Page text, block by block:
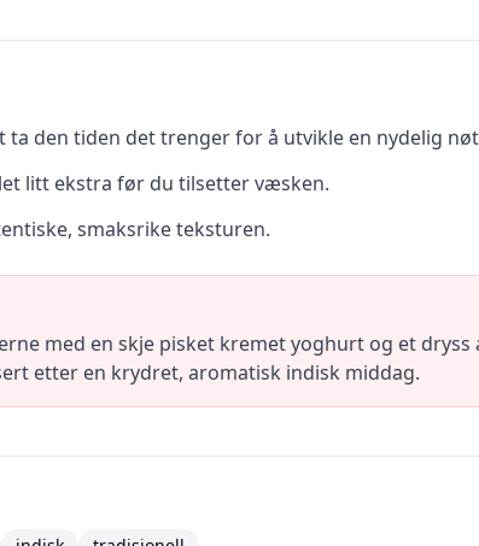
den tiden det trenger for å utvikle en nydelig
litt ekstra før du tilsetter væsken.
smaksrike teksturen.
med en skje pisket kremet yoghurt og et
etter en krydret, aromatisk indisk middag.